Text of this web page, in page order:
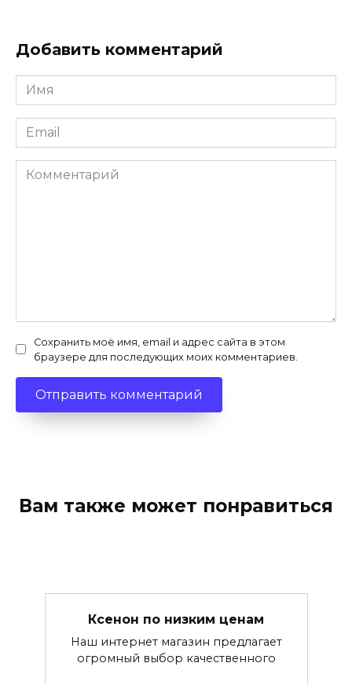
Добавить комментарий
Имя
*
Email
*
Комментарий
Сохранить моё имя, email и адрес сайта в этом
браузере для последующих моих комментариев.
Вам также может понравиться
Ксенон по низким ценам
Наш интернет магазин предлагает
огромный выбор качественного